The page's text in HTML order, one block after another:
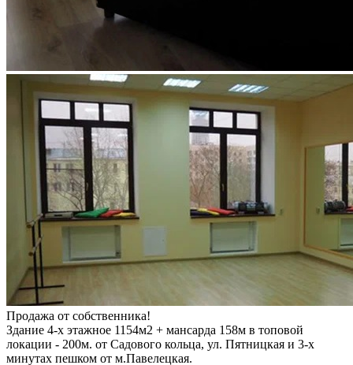
Продажа от собственника!
Здание 4-х этажное 1154м2 + мансарда 158м в топовой
локации - 200м. от Садового кольца, ул. Пятницкая и 3-х
минутах пешком от м.Павелецкая.